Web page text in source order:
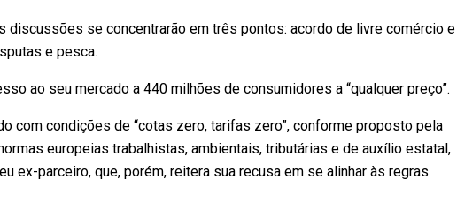
discussões se concentrarão em três pontos: acordo de livre comércio e
e pesca.
ao seu mercado a 440 milhões de consumidores a “qualquer preço”.
com condições de “cotas zero, tarifas zero”, conforme proposto pela
europeias trabalhistas, ambientais, tributárias e de auxílio estatal,
ex-parceiro, que, porém, reitera sua recusa em se alinhar às regras